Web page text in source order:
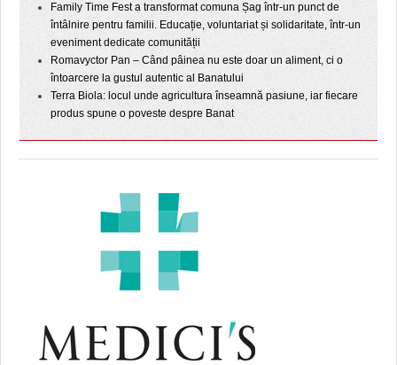
Family Time Fest a transformat comuna Șag într-un punct de
întâlnire pentru familii. Educație, voluntariat și solidaritate, într-un
eveniment dedicate comunității
Romavyctor Pan – Când pâinea nu este doar un aliment, ci o
întoarcere la gustul autentic al Banatului
Terra Biola: locul unde agricultura înseamnă pasiune, iar fiecare
produs spune o poveste despre Banat